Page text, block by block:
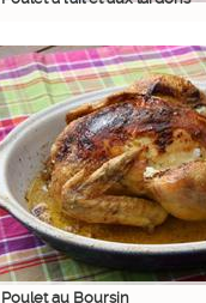
Poulet au Boursin